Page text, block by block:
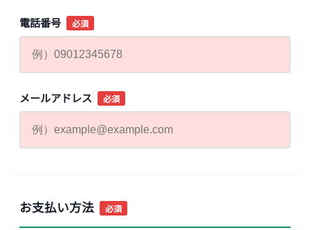
電話番号 必須
メールアドレス 必須
お支払い方法 必須